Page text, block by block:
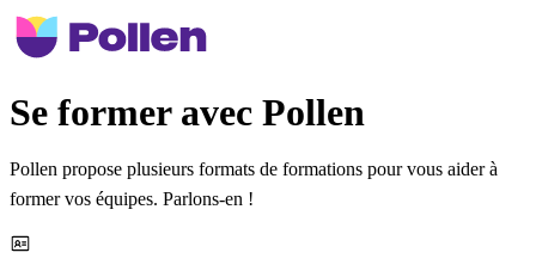
Se former avec Pollen
Pollen propose plusieurs formats de formations pour vous aider à
former vos équipes. Parlons-en !